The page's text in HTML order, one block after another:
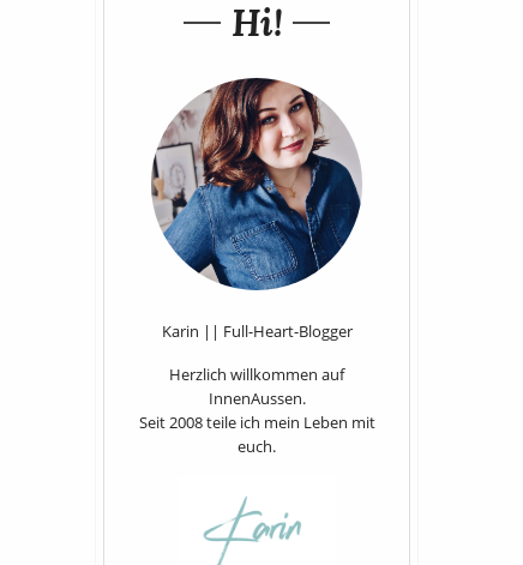
Hi!
Karin || Full-Heart-Blogger
Herzlich willkommen auf
InnenAussen.
Seit 2008 teile ich mein Leben mit
euch.